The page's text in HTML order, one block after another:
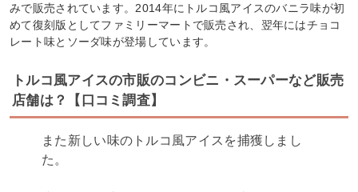
みで販売されています。2014年にトルコ風アイスのバニラ味が初
めて復刻版としてファミリーマートで販売され、翌年にはチョコ
レート味とソーダ味が登場しています。
トルコ風アイスの市販のコンビニ・スーパーなど販売
店舗は？【口コミ調査】
また新しい味のトルコ風アイスを捕獲しまし
た。